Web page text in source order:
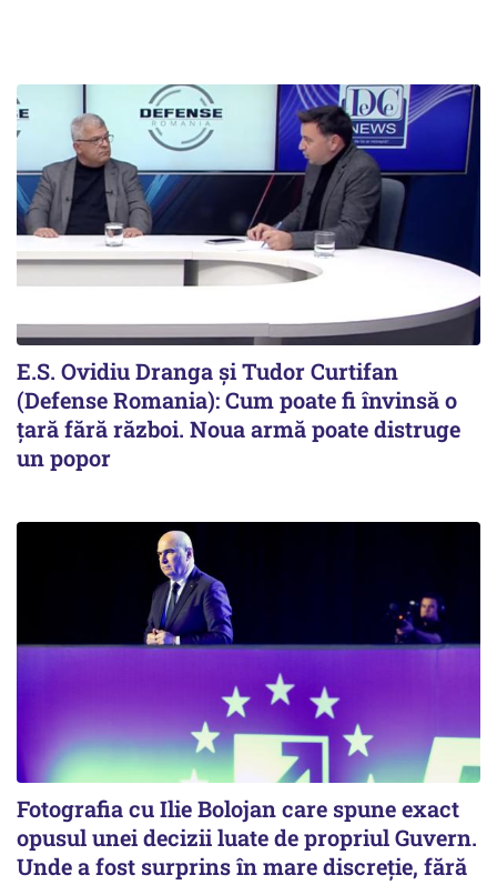
E.S. Ovidiu Dranga și Tudor Curtifan
(Defense Romania): Cum poate fi învinsă o
țară fără război. Noua armă poate distruge
un popor
Fotografia cu Ilie Bolojan care spune exact
opusul unei decizii luate de propriul Guvern.
Unde a fost surprins în mare discreție, fără